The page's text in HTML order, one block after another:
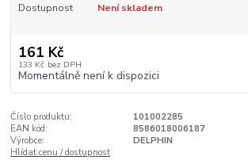
Dostupnost Není skladem
161 Kč
133 Kč bez DPH
Momentálně není k dispozici
Číslo produktu:
101002285
EAN kód:
8586018006187
Výrobce:
DELPHIN
Hlídat cenu / dostupnost